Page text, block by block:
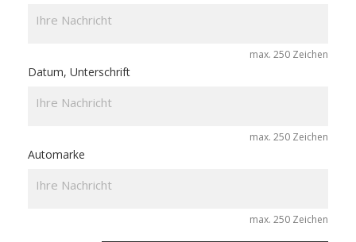
max. 250 Zeichen
Datum, Unterschrift
max. 250 Zeichen
Automarke
max. 250 Zeichen